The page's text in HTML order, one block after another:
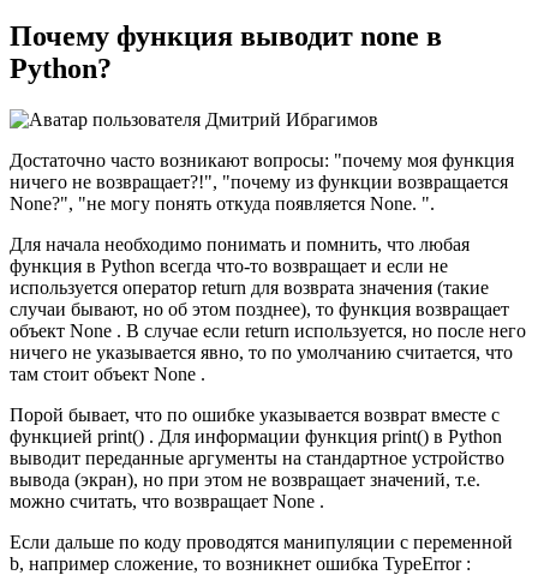
Почему функция выводит none в
Python?
Достаточно часто возникают вопросы: "почему моя функция
ничего не возвращает?!", "почему из функции возвращается
None?", "не могу понять откуда появляется None. ".
Для начала необходимо понимать и помнить, что любая
функция в Python всегда что-то возвращает и если не
используется оператор return для возврата значения (такие
случаи бывают, но об этом позднее), то функция возвращает
объект None . В случае если return используется, но после него
ничего не указывается явно, то по умолчанию считается, что
там стоит объект None .
Порой бывает, что по ошибке указывается возврат вместе с
функцией print() . Для информации функция print() в Python
выводит переданные аргументы на стандартное устройство
вывода (экран), но при этом не возвращает значений, т.е.
можно считать, что возвращает None .
Если дальше по коду проводятся манипуляции с переменной
b, например сложение, то возникнет ошибка TypeError :